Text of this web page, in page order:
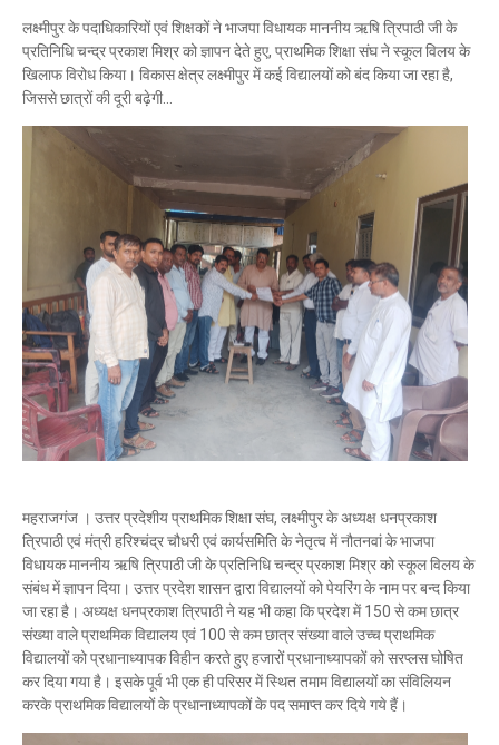
लक्ष्मीपुर के पदाधिकारियों एवं शिक्षकों ने भाजपा विधायक माननीय ऋषि त्रिपाठी जी के
प्रतिनिधि चन्द्र प्रकाश मिश्र को ज्ञापन देते हुए, प्राथमिक शिक्षा संघ ने स्कूल विलय के
खिलाफ विरोध किया। विकास क्षेत्र लक्ष्मीपुर में कई विद्यालयों को बंद किया जा रहा है,
जिससे छात्रों की दूरी बढ़ेगी...
महराजगंज । उत्तर प्रदेशीय प्राथमिक शिक्षा संघ, लक्ष्मीपुर के अध्यक्ष धनप्रकाश
त्रिपाठी एवं मंत्री हरिश्चंद्र चौधरी एवं कार्यसमिति के नेतृत्व में नौतनवां के भाजपा
विधायक माननीय ऋषि त्रिपाठी जी के प्रतिनिधि चन्द्र प्रकाश मिश्र को स्कूल विलय के
संबंध में ज्ञापन दिया। उत्तर प्रदेश शासन द्वारा विद्यालयों को पेयरिंग के नाम पर बन्द किया
जा रहा है। अध्यक्ष धनप्रकाश त्रिपाठी ने यह भी कहा कि प्रदेश में 150 से कम छात्र
संख्या वाले प्राथमिक विद्यालय एवं 100 से कम छात्र संख्या वाले उच्च प्राथमिक
विद्यालयों को प्रधानाध्यापक विहीन करते हुए हजारों प्रधानाध्यापकों को सरप्लस घोषित
कर दिया गया है। इसके पूर्व भी एक ही परिसर में स्थित तमाम विद्यालयों का संविलियन
करके प्राथमिक विद्यालयों के प्रधानाध्यापकों के पद समाप्त कर दिये गये हैं।